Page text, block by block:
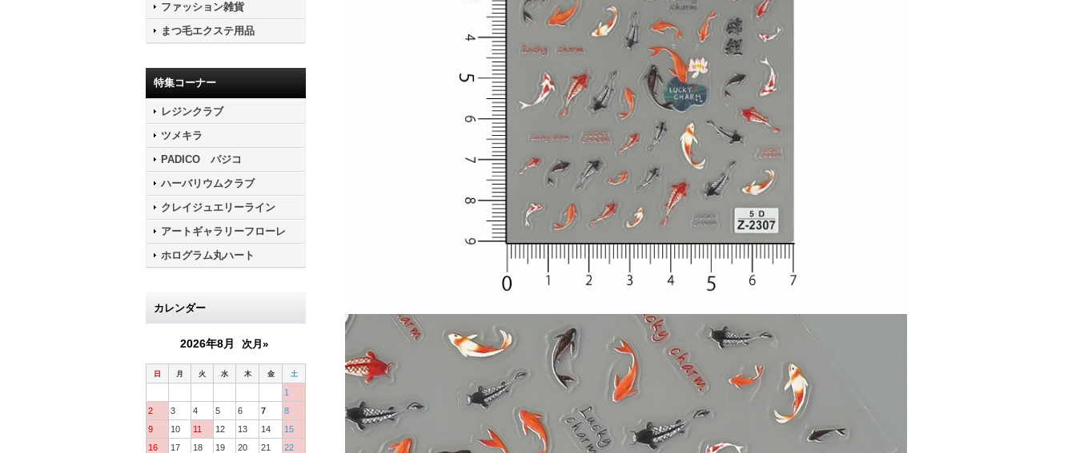
ファッション雑貨
まつ毛エクステ用品
特集コーナー
レジンクラブ
ツメキラ
PADICO パジコ
ハーバリウムクラブ
クレイジュエリーライン
アートギャラリーフローレ
ホログラム丸ハート
カレンダー
2026年8月 次月»
日 月 火 水 木 金 土
1
2
3 4 5 6 7
8
9
10 11 12 13 14
15
16
17 18 19 20 21
22